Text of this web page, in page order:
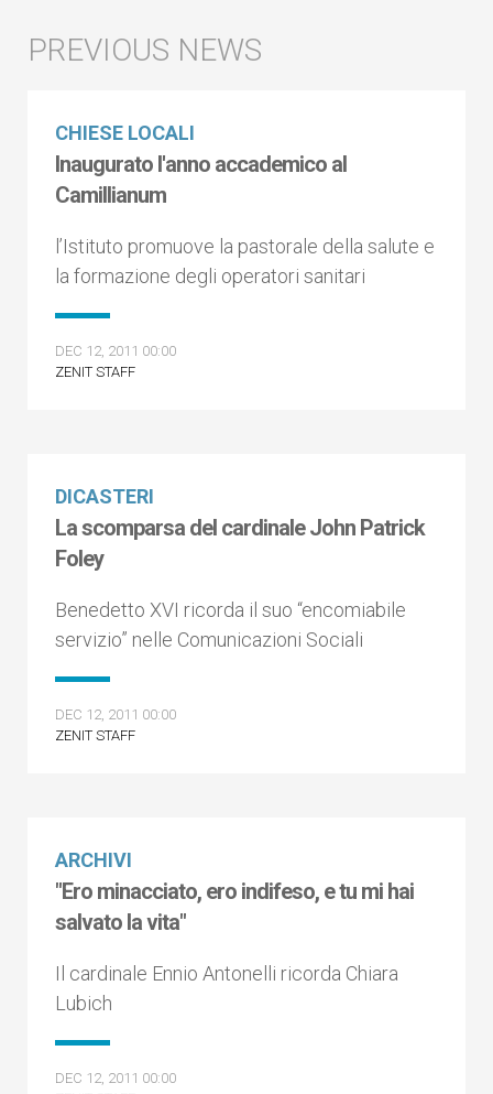
CHIESE LOCALI
Inaugurato l'anno accademico al
Camillianum
l’Istituto promuove la pastorale della salute e
la formazione degli operatori sanitari
DEC 12, 2011 00:00
ZENIT STAFF
DICASTERI
La scomparsa del cardinale John Patrick
Foley
Benedetto XVI ricorda il suo “encomiabile
servizio” nelle Comunicazioni Sociali
DEC 12, 2011 00:00
ZENIT STAFF
ARCHIVI
"Ero minacciato, ero indifeso, e tu mi hai
salvato la vita"
Il cardinale Ennio Antonelli ricorda Chiara
Lubich
DEC 12, 2011 00:00